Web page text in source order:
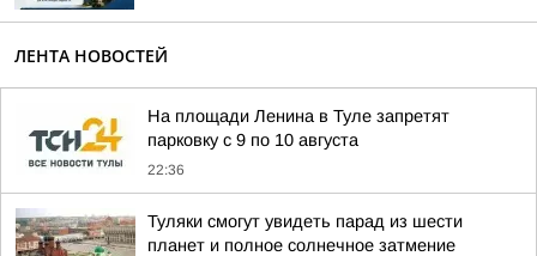
ЛЕНТА НОВОСТЕЙ
На площади Ленина в Туле запретят
парковку с 9 по 10 августа
22:36
Туляки смогут увидеть парад из шести
планет и полное солнечное затмение